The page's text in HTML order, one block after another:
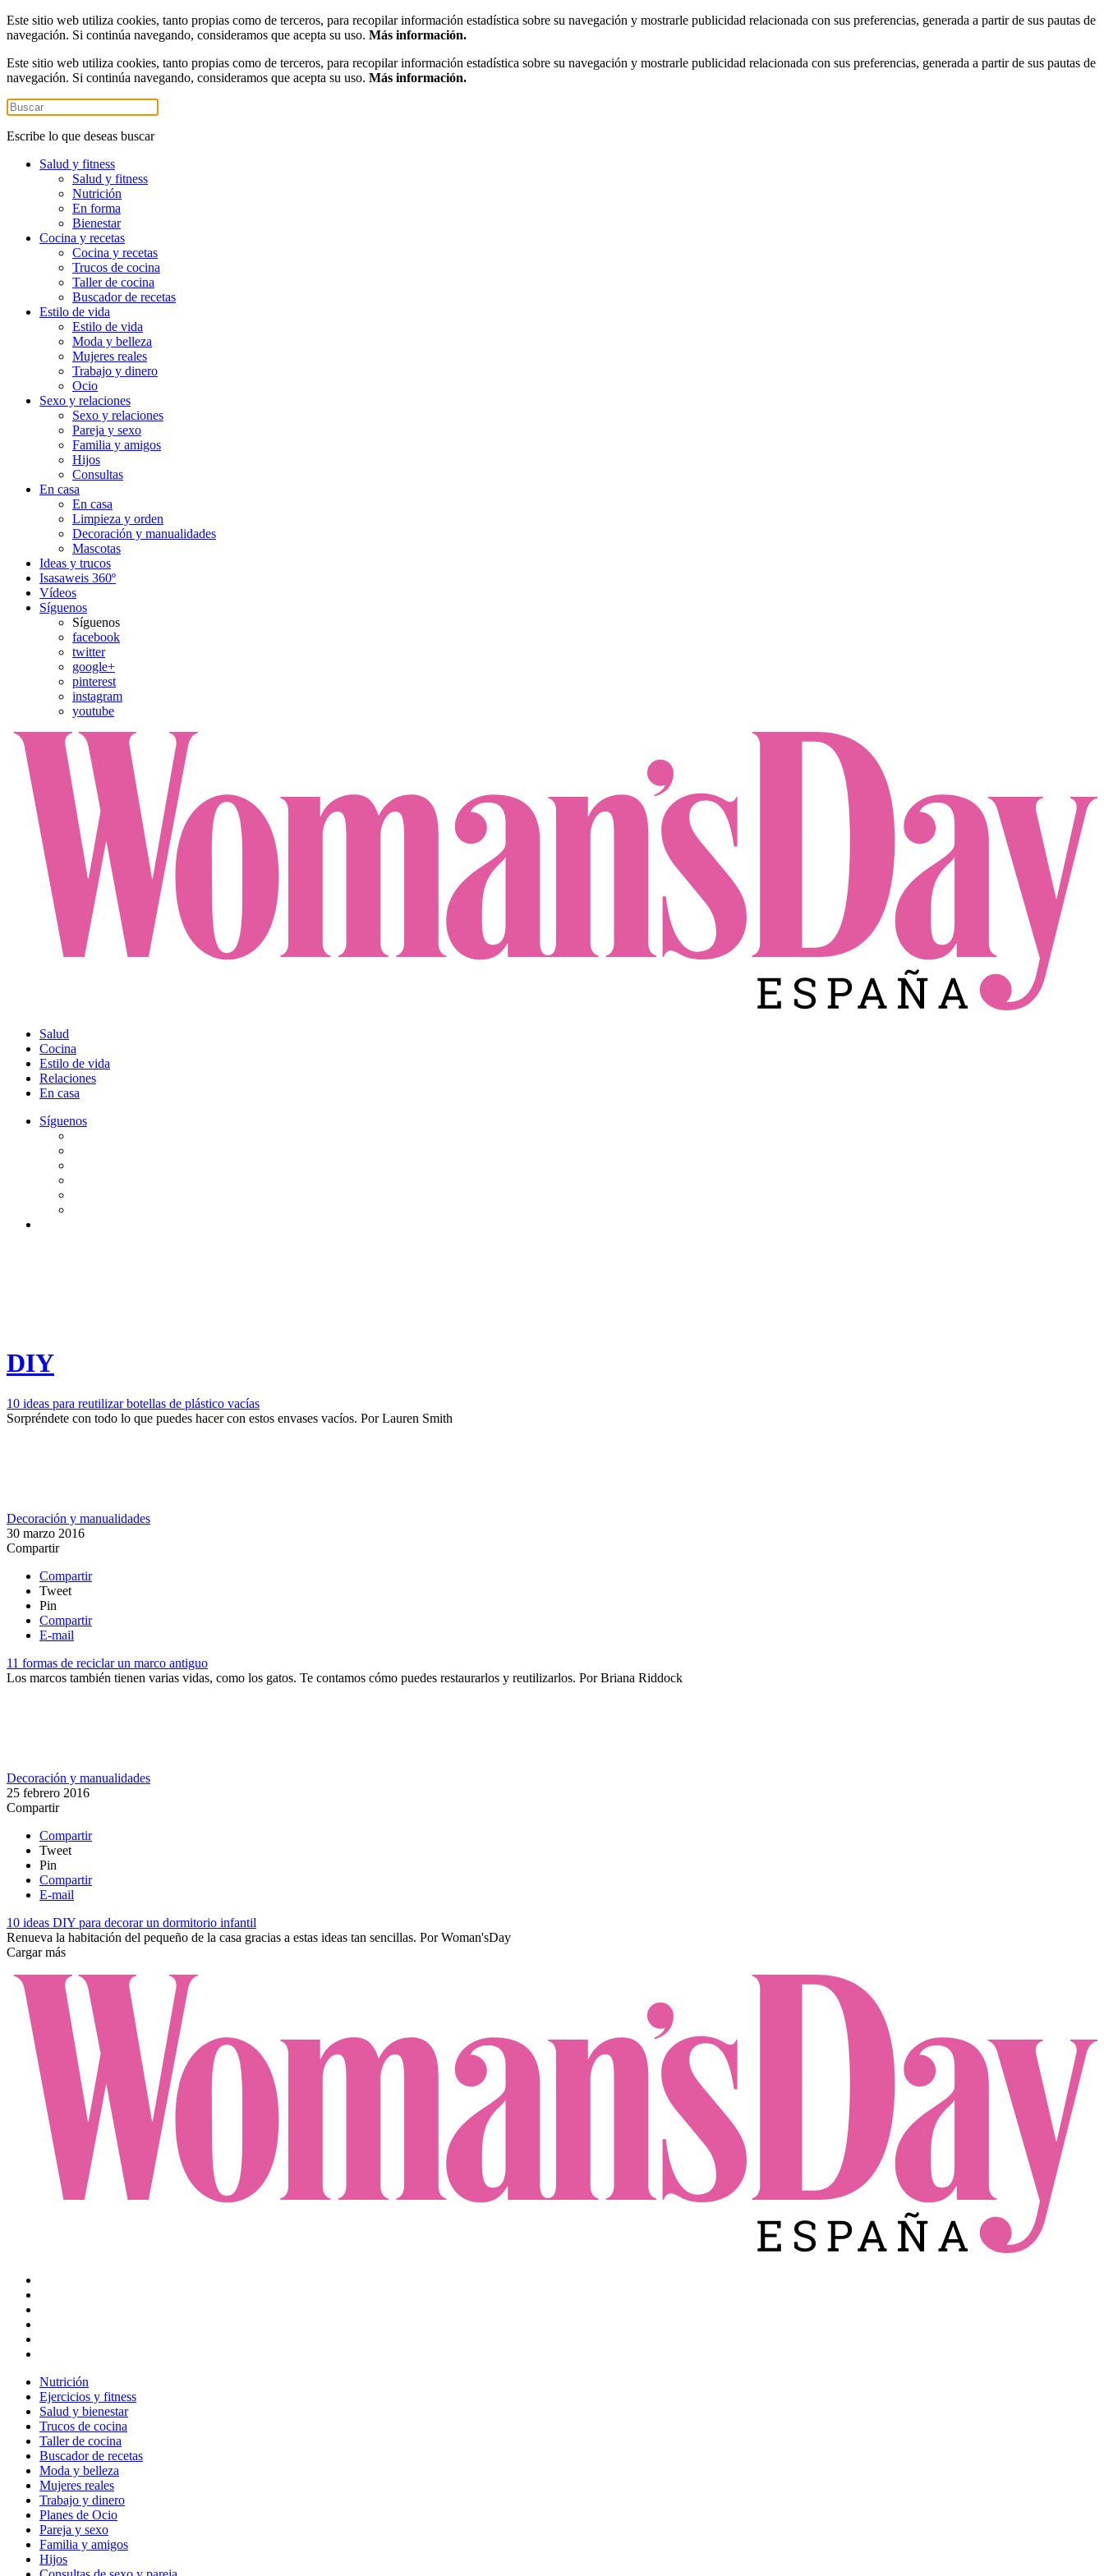
Este sitio web utiliza cookies, tanto propias como de terceros, para recopilar información estadística sobre su navegación y mostrarle publicidad relacionada con sus preferencias, generada a partir de sus pautas de
navegación. Si continúa navegando, consideramos que acepta su uso. Más información.
Este sitio web utiliza cookies, tanto propias como de terceros, para recopilar información estadística sobre su navegación y mostrarle publicidad relacionada con sus preferencias, generada a partir de sus pautas de
navegación. Si continúa navegando, consideramos que acepta su uso. Más información.
Escribe lo que deseas buscar
Salud y fitness
Salud y fitness
Nutrición
En forma
Bienestar
Cocina y recetas
Cocina y recetas
Trucos de cocina
Taller de cocina
Buscador de recetas
Estilo de vida
Estilo de vida
Moda y belleza
Mujeres reales
Trabajo y dinero
Ocio
Sexo y relaciones
Sexo y relaciones
Pareja y sexo
Familia y amigos
Hijos
Consultas
En casa
En casa
Limpieza y orden
Decoración y manualidades
Mascotas
Ideas y trucos
Isasaweis 360º
Vídeos
Síguenos
Síguenos
facebook
twitter
google+
pinterest
instagram
youtube
Salud
Cocina
Estilo de vida
Relaciones
En casa
Síguenos
DIY
10 ideas para reutilizar botellas de plástico vacías
Sorpréndete con todo lo que puedes hacer con estos envases vacíos. PorLauren Smith
Decoración y manualidades
30 marzo 2016
Compartir
Compartir
Tweet
Pin
Compartir
E-mail
11 formas de reciclar un marco antiguo
Los marcos también tienen varias vidas, como los gatos. Te contamos cómo puedes restaurarlos y reutilizarlos. PorBriana Riddock
Decoración y manualidades
25 febrero 2016
Compartir
Compartir
Tweet
Pin
Compartir
E-mail
10 ideas DIY para decorar un dormitorio infantil
Renueva la habitación del pequeño de la casa gracias a estas ideas tan sencillas. PorWoman'sDay
Cargar más
Nutrición
Ejercicios y fitness
Salud y bienestar
Trucos de cocina
Taller de cocina
Buscador de recetas
Moda y belleza
Mujeres reales
Trabajo y dinero
Planes de Ocio
Pareja y sexo
Familia y amigos
Hijos